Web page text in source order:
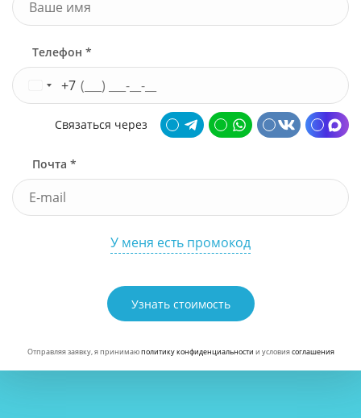
Телефон *
+7
Связаться через
Почта *
У меня есть промокод
Узнать стоимость
Отправляя заявку, я принимаюполитику конфиденциальности и условиясоглашения